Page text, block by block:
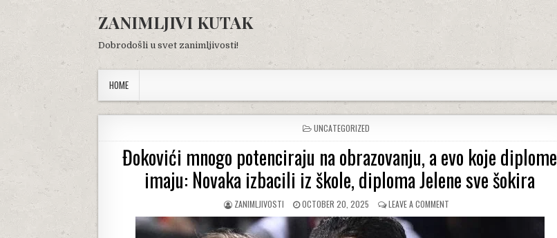
content
ZANIMLJIVI KUTAK
Dobrodošli u svet zanimljivosti!
HOME
POSTED
IN
UNCATEGORIZED
Đokovići mnogo potenciraju na obrazovanju, a evo koje diplome
imaju: Novaka izbacili iz škole, diploma Jelene sve šokira
AUTHOR:
ZANIMLJIVOSTI
PUBLISHED
DATE:
OCTOBER 20, 2025 LEAVE A COMMENTON
ĐOKOVIĆI